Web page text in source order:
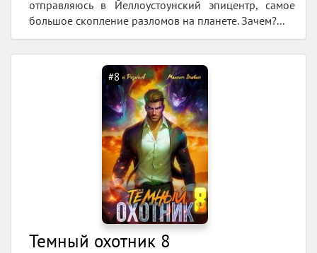
отправляюсь в Йеллоустоунский эпицентр, самое
большое скопление разломов на планете. Зачем?...
#8
Темный охотник 8